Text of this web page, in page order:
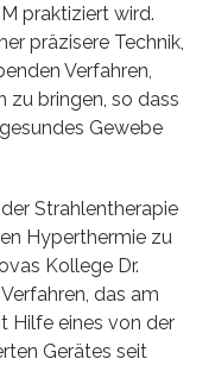
praktiziert wird.
präzisere Technik,
Verfahren,
zu bringen, so dass
Gewebe
Strahlentherapie
Hyperthermie zu
Kollege Dr.
das am
Hilfe eines von der
Gerätes seit